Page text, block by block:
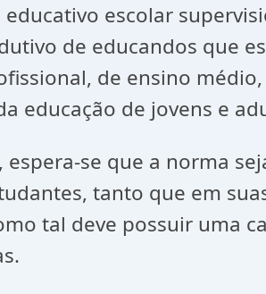
educativo escolar
de educandos que
de ensino
educação de jovens e
espera-se que a norma
tanto que em
tal deve possuir uma